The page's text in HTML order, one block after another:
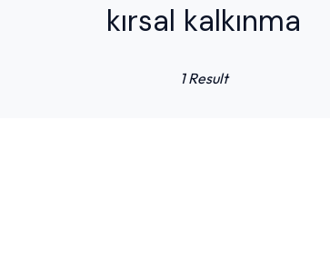
kırsal kalkınma
1 Result